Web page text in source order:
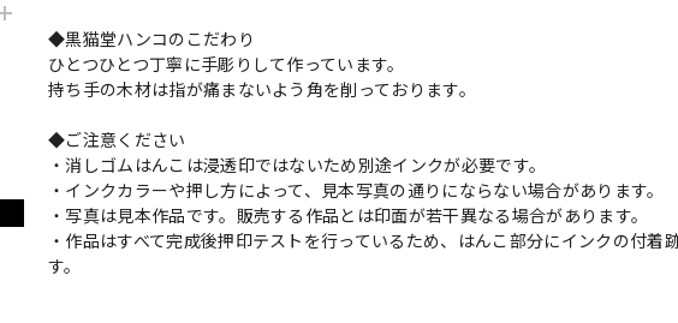
◆黒猫堂ハンコのこだわり
ひとつひとつ丁寧に手彫りして作っています。
持ち手の木材は指が痛まないよう角を削っております。
◆ご注意ください
・消しゴムはんこは浸透印ではないため別途インクが必要です。
・インクカラーや押し方によって、見本写真の通りにならない場合があります。
・写真は見本作品です。販売する作品とは印面が若干異なる場合があります。
・作品はすべて完成後押印テストを行っているため、はんこ部分にインクの付
す。